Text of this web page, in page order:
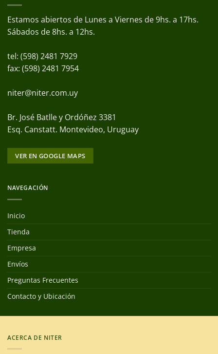
Estamos abiertos de Lunes a Viernes de 9hs. a 17hs.
Sábados de 8hs. a 12hs.
tel: (598) 2481 7929
fax: (598) 2481 7954
niter@niter.com.uy
Br. José Batlle y Ordóñez 3381
Esq. Canstatt. Montevideo, Uruguay
VER EN GOOGLE MAPS
NAVEGACIÓN
Inicio
Tienda
Empresa
Envíos
Preguntas Frecuentes
Contacto y Ubicación
ACERCA DE NITER